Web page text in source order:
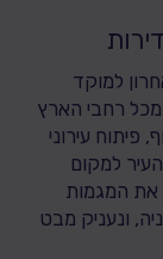
למוקד
מכל רחבי הארץ
פיתוח עירוני
למקום
את המגמות
ונעניק מבט